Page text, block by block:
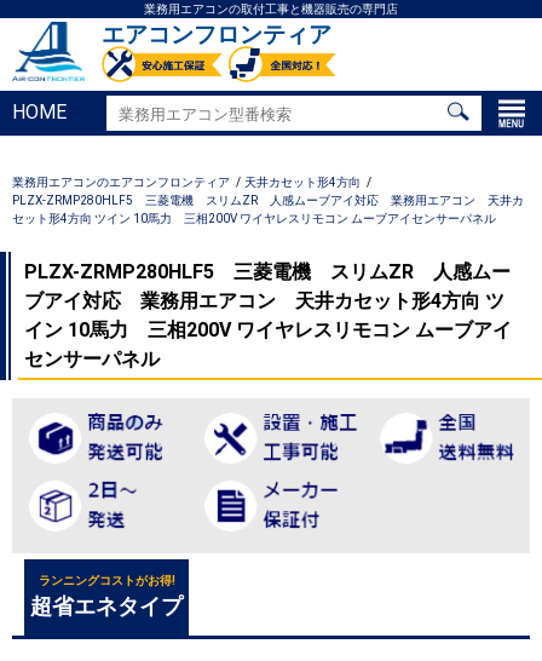
業務用エアコンの取付工事と機器販売の専門店
エアコンフロンティア
HOME
業務用エアコンのエアコンフロンティア
天井カセット形4方向
PLZX-ZRMP280HLF5 三菱電機 スリムZR 人感ムーブアイ対応 業務用エアコン 天井カ
セット形4方向 ツイン 10馬力 三相200V ワイヤレスリモコン ムーブアイセンサーパネル
PLZX-ZRMP280HLF5 三菱電機 スリムZR 人感ムー
ブアイ対応 業務用エアコン 天井カセット形4方向 ツ
イン 10馬力 三相200V ワイヤレスリモコン ムーブアイ
センサーパネル
ランニングコストがお得!
超省エネタイプ